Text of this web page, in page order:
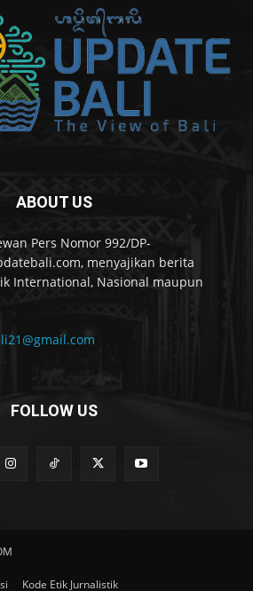
ABOUT US
Pers Nomor 992/DP-
menyajikan berita
International, Nasional maupun
FOLLOW US
Kode Etik Jurnalistik